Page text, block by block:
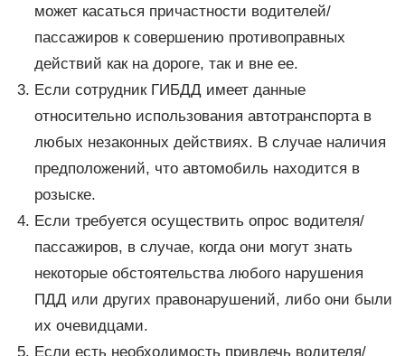
может касаться причастности водителей/
пассажиров к совершению противоправных
действий как на дороге, так и вне ее.
Если сотрудник ГИБДД имеет данные
относительно использования автотранспорта в
любых незаконных действиях. В случае наличия
предположений, что автомобиль находится в
розыске.
Если требуется осуществить опрос водителя/
пассажиров, в случае, когда они могут знать
некоторые обстоятельства любого нарушения
ПДД или других правонарушений, либо они были
их очевидцами.
Если есть необходимость привлечь водителя/